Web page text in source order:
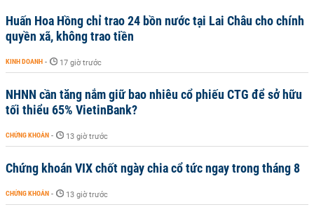
Huấn Hoa Hồng chỉ trao 24 bồn nước tại Lai Châu cho chính
quyền xã, không trao tiền
KINH DOANH - 17 giờ trước
NHNN cần tăng nắm giữ bao nhiêu cổ phiếu CTG để sở hữu
tối thiểu 65% VietinBank?
CHỨNG KHOÁN - 13 giờ trước
Chứng khoán VIX chốt ngày chia cổ tức ngay trong tháng 8
CHỨNG KHOÁN - 13 giờ trước